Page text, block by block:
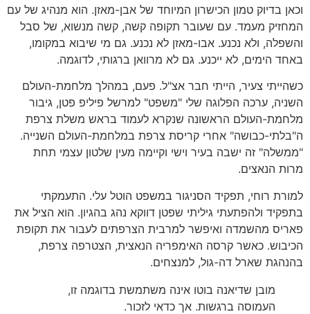
וכאן בדיוק טמון הכישרון המיוחד של אבן-מאזן. הוא מנהיג של עם
המחזיק מעמד. עם שעובר תקופה קשה, קשה מנשוא, של סבל
והשפלה, ולא נכנע. אבו-מאזן לא נכנע. גם מי שיבוא במקומו,
באחד הימים, לא ייכנע. גם לא מרוואן ברגותי, לדוגמה.
כשהייתי צעיר, הייתי חבר אצ"ל. פעם, במהלך מלחמת-העולם
השניה, ערכה הפלוגה שלי "משפט" למרשל פיליפ פטן, גיבור
מלחמת-העולם הראשונה שנקרא לעמוד בראש משלת צרפת
ה"בלתי-כבושה" אחרי קריסת צרפת במלחמת-העולם השנייה.
"ממשלה" זה ישבה בעיר וישי וקיימה מעין שלטון עצמי תחת
מרות הנאצים.
למורת רוחי, תפקיד הסניגור במשפט הוטל עלי. התעמקתי
בתפקיד ולהפתעתי גיליתי שפטן דווקא נהג בהגיון. הוא הציל את
פאריס מהשמדה ואיפשר למרבית הצרפתים לעבור את תקופת
הכיבוש. כאשר קרסה האימפריה הנאצית, הצטרפה צרפת,
בהנהגת שארל דה-גול, למנצחים.
מובן שדיאנה בוטו אינה משתמשת בדוגמה זו,
העמוסה ברגשות. אך כדאי לזכור.